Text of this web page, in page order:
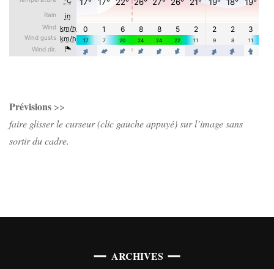
Prévisions >>
faire glisser le curseur (clic gauche appuyé) sur l’image sans
sortir du cadre.
ARCHIVES
Archives